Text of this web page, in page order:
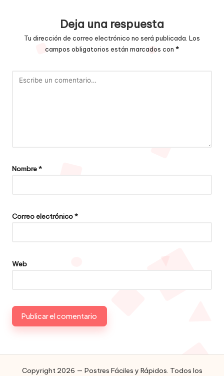
Deja una respuesta
Tu dirección de correo electrónico no será publicada. Los
campos obligatorios están marcados con *
Nombre*
Correo electrónico*
Web
Copyright 2026 — Postres Fáciles y Rápidos. Todos los